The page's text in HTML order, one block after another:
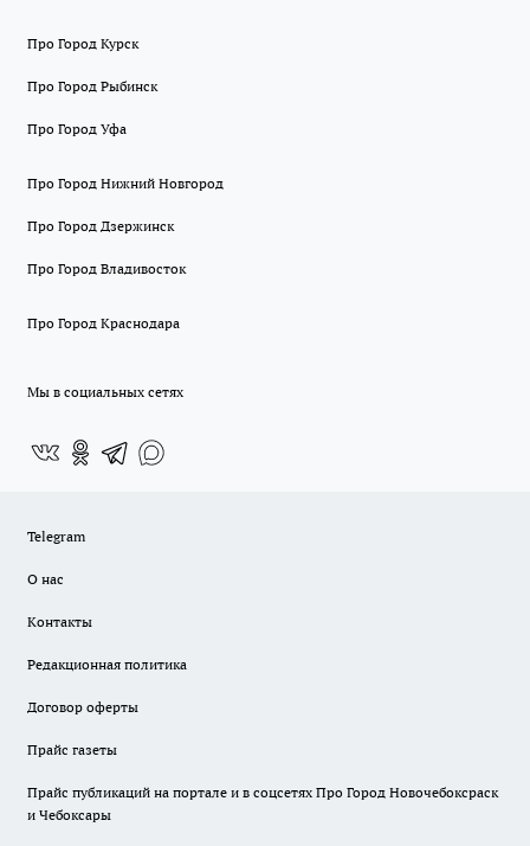
Про Город Курск
Про Город Рыбинск
Про Город Уфа
Про Город Нижний Новгород
Про Город Дзержинск
Про Город Владивосток
Про Город Краснодара
Мы в социальных сетях
Telegram
О нас
Контакты
Редакционная политика
Договор оферты
Прайс газеты
Прайс публикаций на портале и в соцсетях Про Город Новочебоксраск
и Чебоксары